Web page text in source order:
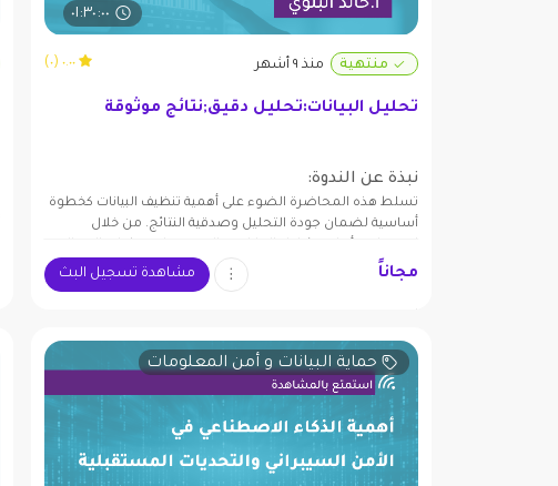
٠١:٣٠:٠٠
منتهية منذ ٩ أشهر ٠.٠٠ (٠)
تحليل البيانات:تحليل دقيق;نتائج موثوقة
نبذة عن الندوة:
تسلط هذه المحاضرة الضوء على أهمية تنظيف البيانات كخطوة
أساسية لضمان جودة التحليل وصدقية النتائج. من خلال
إلى استكشاف الأدوات العملية والأمثلة التطبيقية، تمنح
المحاضرة المشاركين فهمًا منهجيًا يمكّنهم من تحويل البيانات
مجاناً مشاهدة تسجيل البث
حماية البيانات و أمن المعلومات